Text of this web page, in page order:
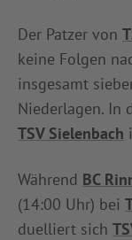
Der Patzer von
keine Folgen
insgesamt
Niederlagen. In
TSV Sielenbach
Während BC
(14:00 Uhr) bei
duelliert sich